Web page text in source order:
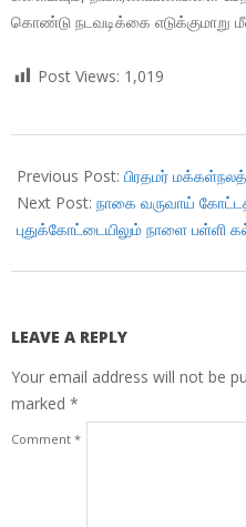
கொண்டு நடவடிக்கை எடுக்குமாறு
Post Views: 1,019
11-
18
Previous Post: பிரதமர்
Next Post: நாகை வருவாய்
புதுக்கோட்டையிலும் நாளை பள்ளி
LEAVE A REPLY
Your email address will not be
marked *
Comment *